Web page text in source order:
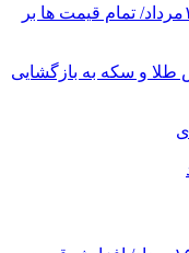
قیمت طلا و سکه امروز پنجشنبه ۱۵مرداد/ تمام قیمت ها بر
طلا و سکه به بازگشایی